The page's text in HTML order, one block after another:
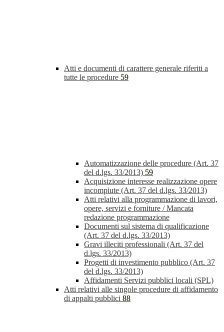
Atti e documenti di carattere generale riferiti a
tutte le procedure 59
Automatizzazione delle procedure (Art. 37
del d.lgs. 33/2013) 59
Acquisizione interesse realizzazione opere
incompiute (Art. 37 del d.lgs. 33/2013)
Atti relativi alla programmazione di lavori,
opere, servizi e forniture / Mancata
redazione programmazione
Documenti sul sistema di qualificazione
(Art. 37 del d.lgs. 33/2013)
Gravi illeciti professionali (Art. 37 del
d.lgs. 33/2013)
Progetti di investimento pubblico (Art. 37
del d.lgs. 33/2013)
Affidamenti Servizi pubblici locali (SPL)
Atti relativi alle singole procedure di affidamento
di appalti pubblici 88